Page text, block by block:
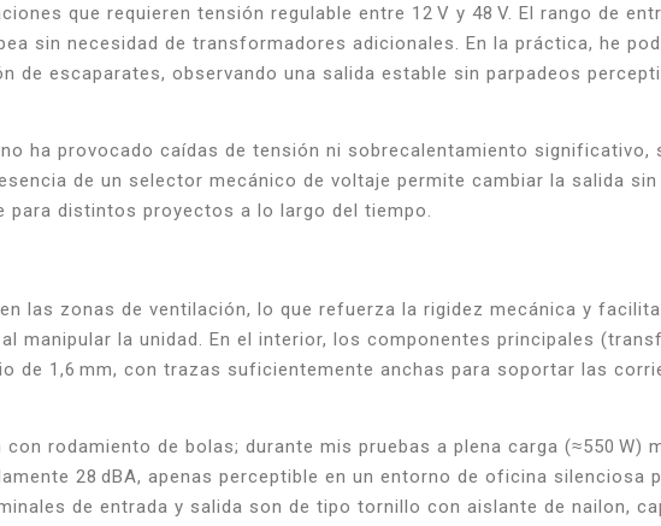
que requieren tensión regulable entre 12 V y 48 V. El rango de
sin necesidad de transformadores adicionales. En la práctica, he
de escaparates, observando una salida estable sin parpadeos
ha provocado caídas de tensión ni sobrecalentamiento significativo,
de un selector mecánico de voltaje permite cambiar la salida
distintos proyectos a lo largo del tiempo.
las zonas de ventilación, lo que refuerza la rigidez mecánica y
manipular la unidad. En el interior, los componentes principales
de 1,6 mm, con trazas suficientemente anchas para soportar las
rodamiento de bolas; durante mis pruebas a plena carga (≈550 W)
28 dBA, apenas perceptible en un entorno de oficina
de entrada y salida son de tipo tornillo con aislante de nailon,